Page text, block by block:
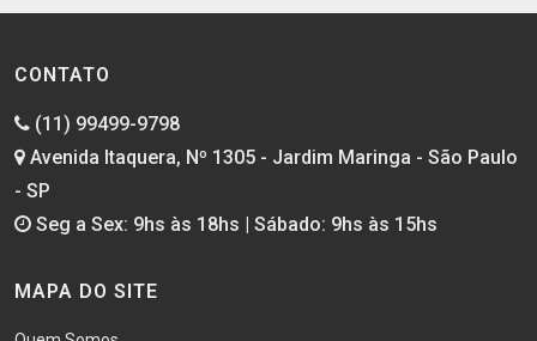
CONTATO
(11) 99499-9798
Avenida Itaquera, Nº 1305 - Jardim Maringa - São Paulo
- SP
Seg a Sex: 9hs às 18hs | Sábado: 9hs às 15hs
MAPA DO SITE